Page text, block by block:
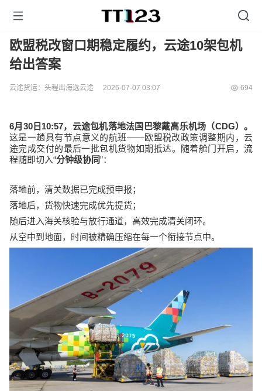
欧盟税改窗口期稳定履约，云途10架包机
给出答案
云途货运：头程出海选云途 2026-07-07 03:07 694
6月 30日 10:57，云途包机落地法国巴黎戴高乐机场（CDG）。
这是一趟具有节点意义的航班——欧盟税改政策调整期内，云
途完成交付的最后一批包机货物如期抵达。随着舱门开启，流
程随即切入“分钟级协同”：
落地前，清关数据已完成预申报；
落地后，货物快速完成优先提货；
随后进入海关核验与放行通道，高效完成清关闭环。
从空中到地面，时间被精确压缩在每一个衔接节点中。